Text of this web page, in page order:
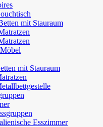
mit Stauraum
mit Stauraum
Esszimmer